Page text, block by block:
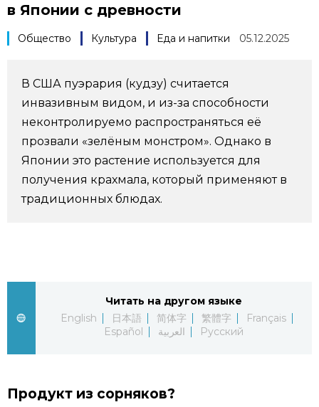
Разделы
Политика
Экономика
Жизнь
Технологии
Токио
Японский калейдоскоп
Семья
в Японии с древности
Общество Культура Еда и напитки 05.12.2025
В США пуэрария (кудзу) считается
инвазивным видом, и из-за способности
неконтролируемо распространяться её
прозвали «зелёным монстром». Однако в
Японии это растение используется для
получения крахмала, который применяют в
традиционных блюдах.
Читать на другом языке
English
日本語 简体字 繁體字
Français
Español
العربية Русский
Продукт из сорняков?